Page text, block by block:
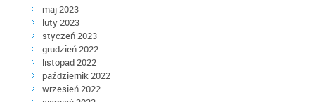
maj 2023
luty 2023
styczeń 2023
grudzień 2022
listopad 2022
październik 2022
wrzesień 2022